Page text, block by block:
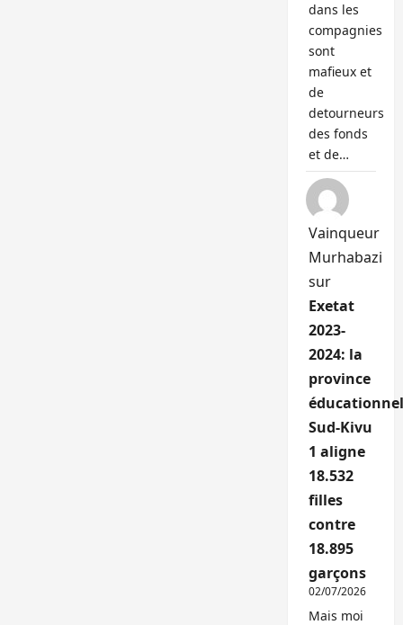
dans les
compagnies
sont
mafieux et
de
detourneurs
des fonds
et de…
Vainqueur
Murhabazi
sur
Exetat
2023-
2024: la
province
Sud-Kivu
1 aligne
18.532
filles
contre
18.895
garçons
02/07/2026
Mais moi